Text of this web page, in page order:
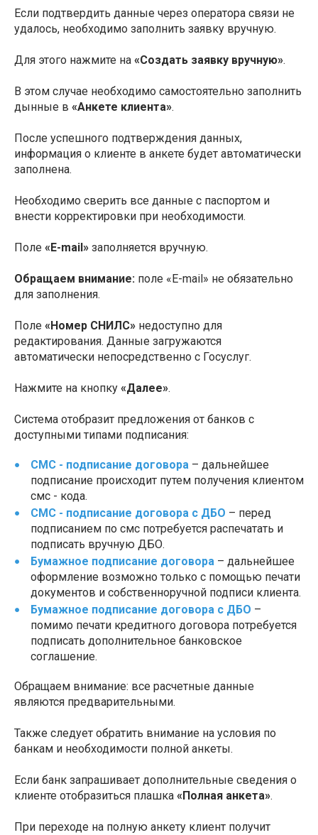
Если подтвердить данные через оператора связи не
удалось, необходимо заполнить заявку вручную.
Для этого нажмите на «Создать заявку вручную».
В этом случае необходимо самостоятельно заполнить
дынные в «Анкете клиента».
После успешного подтверждения данных,
информация о клиенте в анкете будет автоматически
заполнена.
Необходимо сверить все данные с паспортом и
внести корректировки при необходимости.
Поле «E-mail» заполняется вручную.
Обращаем внимание: поле «E-mail» не обязательно
для заполнения.
Поле «Номер СНИЛС» недоступно для
редактирования. Данные загружаются
автоматически непосредственно с Госуслуг.
Нажмите на кнопку «Далее».
Система отобразит предложения от банков с
доступными типами подписания:
СМС - подписание договора– дальнейшее
подписание происходит путем получения клиентом
смс - кода.
СМС - подписание договора с ДБО – перед
подписанием по смс потребуется распечатать и
подписать вручную ДБО.
Бумажное подписание договора– дальнейшее
оформление возможно только с помощью печати
документов и собственноручной подписи клиента.
Бумажное подписание договора с ДБО –
помимо печати кредитного договора потребуется
подписать дополнительное банковское
соглашение.
Обращаем внимание: все расчетные данные
являются предварительными.
Также следует обратить внимание на условия по
банкам и необходимости полной анкеты.
Если банк запрашивает дополнительные сведения о
клиенте отобразиться плашка «Полная анкета».
При переходе на полную анкету клиент получит